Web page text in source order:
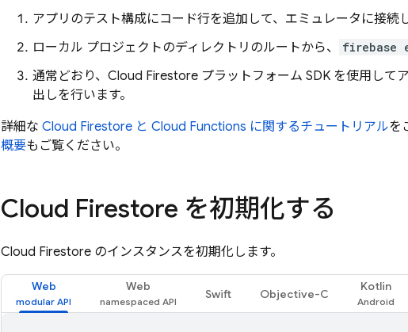
アプリのテスト構成にコード行を追加して、エミュレータに接続し
ローカル プロジェクトのディレクトリのルートから、
firebase
通常どおり、 Cloud Firestore プラットフォーム SDK を使用して
出しを行います。
詳細な Cloud Firestore と Cloud Functions に関するチュートリアルを
概要もご覧ください。
Cloud Firestore を初期化する
Cloud Firestore のインスタンスを初期化します。
Web Web
Swift Objective-C
Kotlin